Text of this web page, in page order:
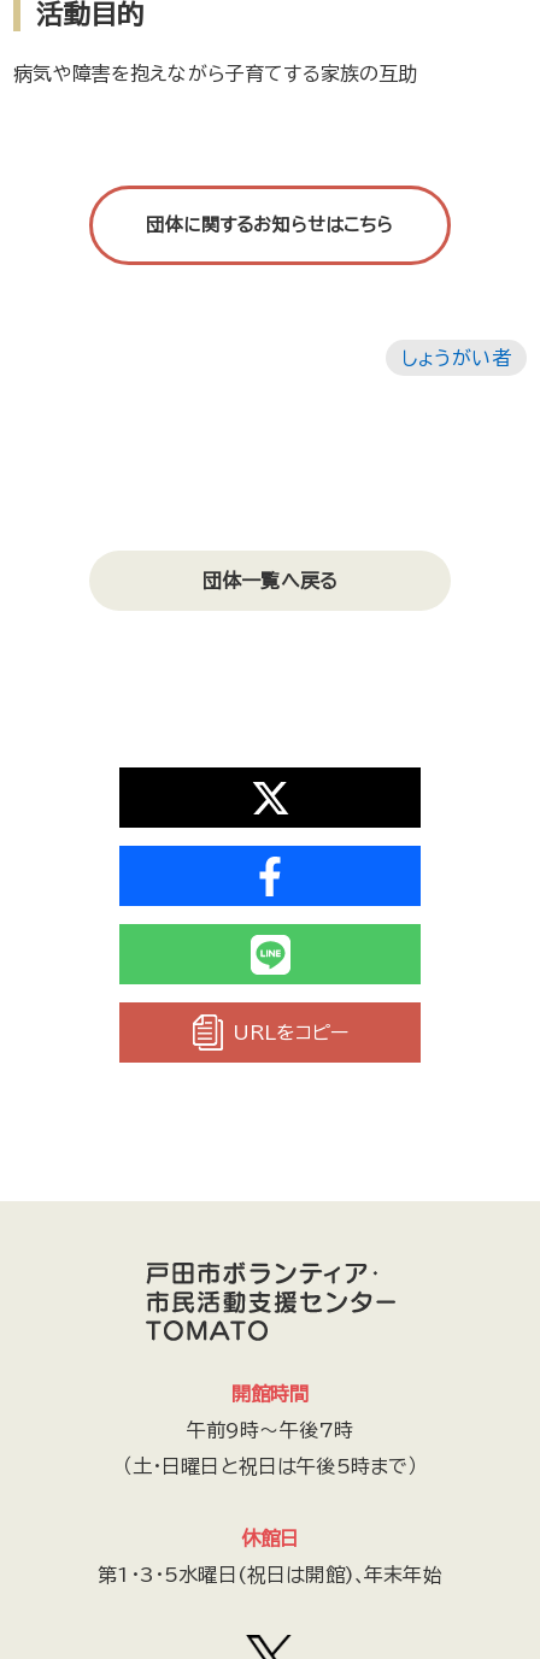
活動目的
病気や障害を抱えながら子育てする家族の互助
団体に関するお知らせはこちら
しょうがい者
団体一覧へ戻る
URLをコピー
開館時間
午前9時～午後7時
（土・日曜日と祝日は午後5時まで）
休館日
第1・3・5水曜日(祝日は開館)､年末年始